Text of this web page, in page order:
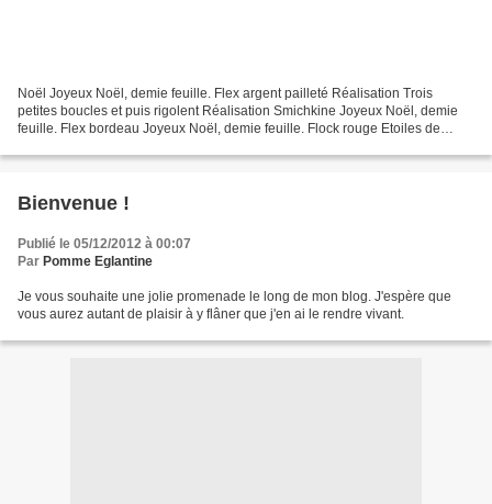
Noël Joyeux Noël, demie feuille. Flex argent pailleté Réalisation Trois
petites boucles et puis rigolent Réalisation Smichkine Joyeux Noël, demie
feuille. Flex bordeau Joyeux Noël, demie feuille. Flock rouge Etoiles de
Bienvenue !
Publié le 05/12/2012 à 00:07
Par Pomme Eglantine
Je vous souhaite une jolie promenade le long de mon blog. J'espère que
vous aurez autant de plaisir à y flâner que j'en ai le rendre vivant.